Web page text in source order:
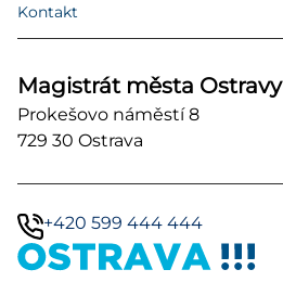
Kontakt
Magistrát města Ostravy
Prokešovo náměstí 8
729 30 Ostrava
+420 599 444 444